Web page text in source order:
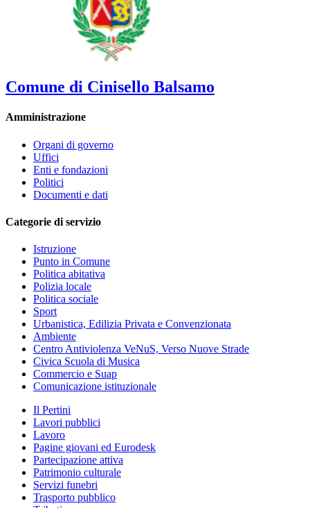
Comune di Cinisello Balsamo
Amministrazione
Organi di governo
Uffici
Enti e fondazioni
Politici
Documenti e dati
Categorie di servizio
Istruzione
Punto in Comune
Politica abitativa
Polizia locale
Politica sociale
Sport
Urbanistica, Edilizia Privata e Convenzionata
Ambiente
Centro Antiviolenza VeNuS, Verso Nuove Strade
Civica Scuola di Musica
Commercio e Suap
Comunicazione istituzionale
Il Pertini
Lavori pubblici
Lavoro
Pagine giovani ed Eurodesk
Partecipazione attiva
Patrimonio culturale
Servizi funebri
Trasporto pubblico